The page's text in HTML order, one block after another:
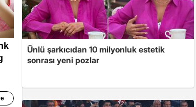
Ünlü şarkıcıdan 10 milyonluk estetik
sonrası yeni pozlar